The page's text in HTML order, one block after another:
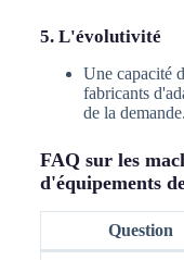
5. L'évolutivité
Une capacité
fabricants
de la demande.
FAQ sur les
d'équipements
Question